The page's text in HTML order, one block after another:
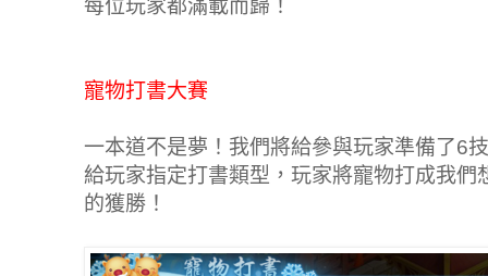
每位玩家都滿載而歸！
寵物打書大賽
一本道不是夢！我們將給參與玩家準備了6
給玩家指定打書類型，玩家將寵物打成我
的獲勝！